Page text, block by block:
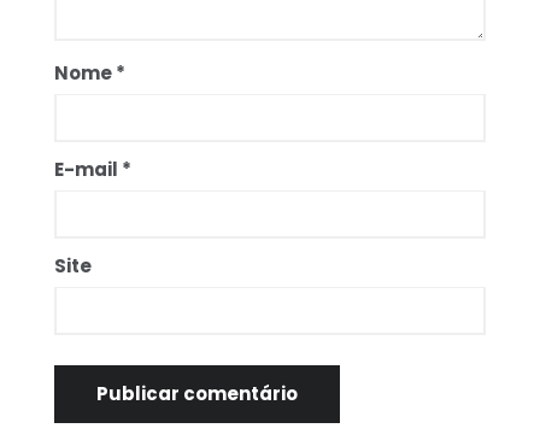
Nome*
E-mail *
Site